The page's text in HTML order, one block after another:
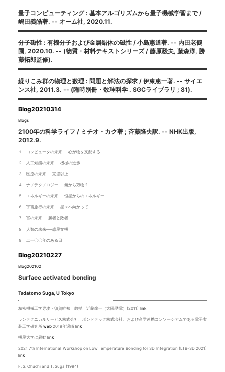
量子コンピューティング : 基本アルゴリズムから量子機械学習まで /
嶋田義皓著. -- オーム社, 2020.11.
分子磁性 : 有機分子および金属錯体の磁性 / 小島憲道著. -- 内田老鶴
圃, 2020.10. -- (物質・材料テキストシリーズ / 藤原毅夫, 藤森淳, 勝
藤拓郎監修).
繰りこみ群の物理と数理 : 問題と解法の探求 / 伊東恵一著. -- サイエ
ンス社, 2011.3. -- (臨時別冊・数理科学 . SGCライブラリ ; 81).
Blog20210314
Blogs
2100年の科学ライフ / ミチオ・カク著 ; 斉藤隆央訳. -- NHK出版,
2012.9.
１ コンピュータの未来──心が物を支配する
２ 人工知能の未来──機械の進歩
３ 医療の未来──完璧以上
４ ナノテクノロジー──無から万物？
５ エネルギーの未来──恒星からのエネルギー
６ 宇宙旅行の未来──星々へ向かって
７ 富の未来──勝者と敗者
８ 人類の未来──惑星文明
９ 二一〇〇年のある日
Blog20210227
Blog202102
Surface activated bonding
Tadatomo Suga, U Tokyo
精密機械工学専攻・須賀唯知 教授、近藤龍一（太陽誘電）(2011) link
ランテクニカルサービス株式会社、ボンドテック株式会社、および産学連携コンソーシアムである電子実
装工学研究所 web2019年退職 link
明星大学に異動 link
2021 7th International Workshop on Low Temperature Bonding for 3D Integration (LTB-3D 2021)
link
F. S. Ohuchi and T. Suga (1994)